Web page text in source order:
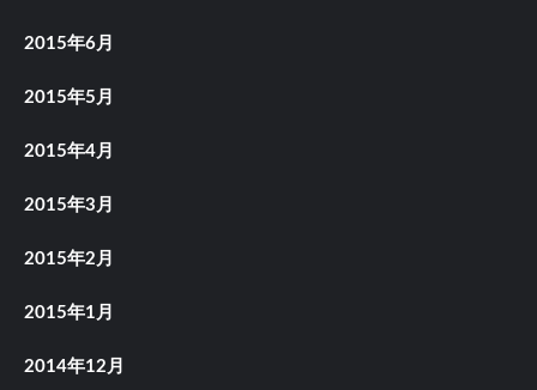
2015年6月
2015年5月
2015年4月
2015年3月
2015年2月
2015年1月
2014年12月